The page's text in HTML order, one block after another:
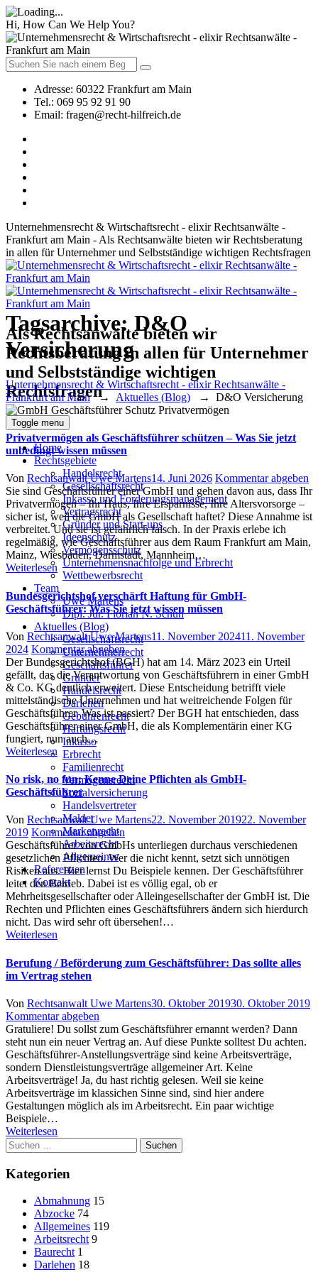
Hi, How Can We Help You?
Adresse: 60322 Frankfurt am Main
Tel.: 069 95 92 91 90
Email: fragen@recht-hilfreich.de
Unternehmensrecht & Wirtschaftsrecht - elixir Rechtsanwälte -
Frankfurt am Main - Als Rechtsanwälte bieten wir Rechtsberatung
in allen für Unternehmer und Selbstständige wichtigen Rechtsfragen
Als Rechtsanwälte bieten wir
Rechtsberatung in allen für Unternehmer
und Selbstständige wichtigen
Rechtsfragen
Toggle menu
Home
Rechtsgebiete
Handelsrecht
Gesellschaftsrecht
Inkasso und Forderungsmanagement
Vertragsrecht
Gründer und Start-ups
Ideenschutz
Vermögensschutz
Unternehmensnachfolge und Erbrecht
Wettbewerbsrecht
Team
Uwe Martens
Dipl. Jur. Florian N. Schuh
Aktuelles (Blog)
Gesellschaftsrecht
Unternehmerrecht
Geschäftsführer
Gründer
Handelsrecht
Darlehen
Gebührenrecht
Haftungsrecht
Inkasso
Erbrecht
Familienrecht
Vermögensrecht
Sozialversicherung
Handelsvertreter
Makler
Markenrecht
Arbeitsrecht
Allgemeines
Referenzen
Kontakt
Tagsarchive:D&O
Versicherung
Unternehmensrecht & Wirtschaftsrecht - elixir Rechtsanwälte -
Frankfurt am Main → Aktuelles (Blog) → D&O Versicherung
Privatvermögen als Geschäftsführer schützen – Was Sie jetzt
unbedingt wissen müssen
Author
Von Rechtsanwalt Uwe MartensPosted
on
14. Juni 2026 Kommentar abgeben
Sie sind Geschäftsführer einer GmbH und gehen davon aus, dass Ihr
Privatvermögen – Ihr Haus, Ihre Ersparnisse, Ihre Altersvorsorge –
sicher ist, weil die GmbH als Gesellschaft haftet? Diese Annahme ist
verbreitet. Und sie ist gefährlich falsch. In der Praxis erlebe ich
regelmäßig, wie Geschäftsführer aus dem Raum Frankfurt am Main,
Mainz, Wiesbaden, Darmstadt, Mannheim…
Weiterlesen
Bundesgerichtshof verschärft Haftung für GmbH-
Geschäftsführer: Was Sie jetzt wissen müssen
Author
Von Rechtsanwalt Uwe MartensPosted
11. November 202411. November
2024 Kommentar abgeben
Der Bundesgerichtshof (BGH) hat am 14. März 2023 ein Urteil
gefällt, das die Verantwortung von Geschäftsführern in einer GmbH
& Co. KG deutlich erweitert. Diese Entscheidung betrifft viele
mittelständische Unternehmen und hat weitreichende Folgen für
Geschäftsführer. Was ist passiert? Der BGH hat entschieden, dass
Geschäftsführer einer GmbH, die als Komplementärin einer KG
fungiert, nun auch…
Weiterlesen
No risk, no fun: Kenne Deine Pflichten als GmbH-
Geschäftsführer
Author
Von Rechtsanwalt Uwe MartensPosted
22. November 201922. November
2019 Kommentar abgeben
Geschäftsführer von GmbHs unterliegen durchaus verschiedenen
gesetzlichen Pflichten. Wer die nicht kennt, setzt sich unnötigen
Risiken aus. Hier lernst Du Beispiele kennen. Der Geschäftsführer
leitet den Betrieb. Dabei ist es völlig egal, ob er
Mehrheitsgesellschafter oder Alleingesellschafter der GmbH ist. Die
Rechten und Pflichten eines Geschäftsführers ändern sich hierdurch
nicht. Das wird sehr oft übersehen!…
Weiterlesen
Berufung / Beförderung zum Geschäftsführer: Das sollte alles
im Vertrag stehen
Author
Von Rechtsanwalt Uwe MartensPosted
30. Oktober 201930. Oktober 2019
Kommentar abgeben
Gratuliere! Du sollst zum Geschäftsführer ernannt werden? Dann
steht nun ein neuer Vertrag an. Auf diese Punkte solltest Du achten.
Geschäftsführer-Anstellungsverträge sind keine Arbeitsverträge,
sondern Dienstleistungsverträge allgemeiner Art. Keine
Arbeitsverträge! Ja, du hast richtig gelesen. Weil sie keine
Arbeitsverträge im klassichen Sinne sind, sind hier andere
Gestaltungen möglich als im Arbeitsrecht. Ein paar wichtige
Beispiele…
Weiterlesen
Suchen
nach:
Kategorien
Abmahnung 15
Abzocke 74
Allgemeines 119
Arbeitsrecht 9
Baurecht 1
Darlehen 18